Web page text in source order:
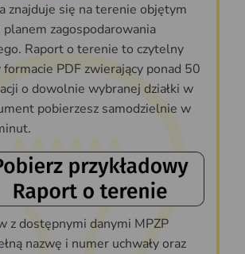
znajduje się na terenie objętym
zagospodarowania
Raport o terenie to czytelny
PDF zwierający ponad 50
o dowolnie wybranej działki w
pobierzesz samodzielnie w
z dostępnymi danymi MPZP
nazwę i numer uchwały oraz